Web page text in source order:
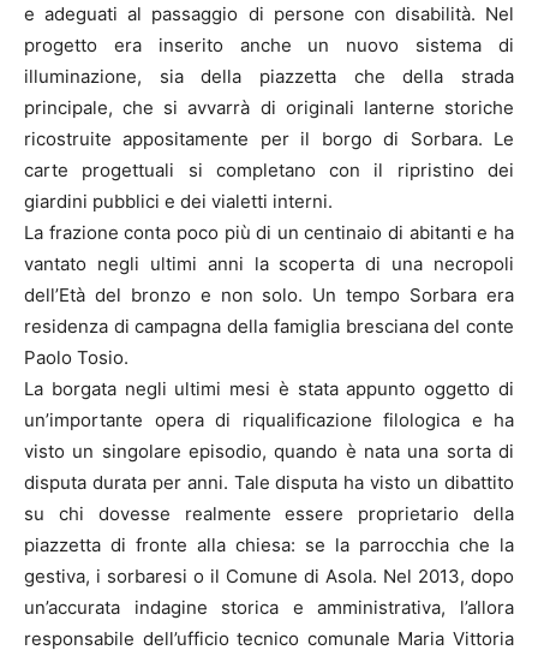
e adeguati al passaggio di persone con disabilità. Nel
progetto era inserito anche un nuovo sistema di
illuminazione, sia della piazzetta che della strada
principale, che si avvarrà di originali lanterne storiche
ricostruite appositamente per il borgo di Sorbara. Le
carte progettuali si completano con il ripristino dei
giardini pubblici e dei vialetti interni.
La frazione conta poco più di un centinaio di abitanti e ha
vantato negli ultimi anni la scoperta di una necropoli
dell’Età del bronzo e non solo. Un tempo Sorbara era
residenza di campagna della famiglia bresciana del conte
Paolo Tosio.
La borgata negli ultimi mesi è stata appunto oggetto di
un’importante opera di riqualificazione filologica e ha
visto un singolare episodio, quando è nata una sorta di
disputa durata per anni. Tale disputa ha visto un dibattito
su chi dovesse realmente essere proprietario della
piazzetta di fronte alla chiesa: se la parrocchia che la
gestiva, i sorbaresi o il Comune di Asola. Nel 2013, dopo
un’accurata indagine storica e amministrativa, l’allora
responsabile dell’ufficio tecnico comunale Maria Vittoria